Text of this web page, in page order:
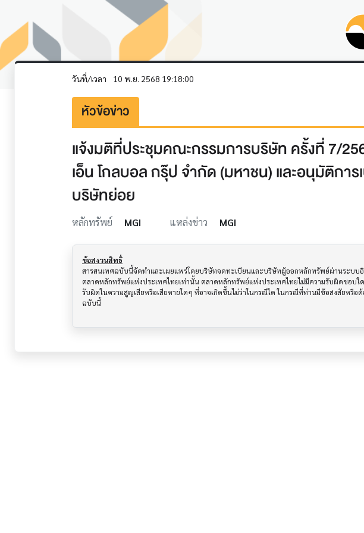
วันที่/เวลา 10 พ.ย. 2568 19:18:00
หัวข้อข่าว
แจ้งมติที่ประชุมคณะกรรมการบริษัท ครั้งที่ 7/
เอ็น โกลบอล กรุ๊ป จำกัด (มหาชน) และอนุมัติกา
บริษัทย่อย
หลักทรัพย์ MGI แหล่งข่าว MGI
ข้อสงวนสิทธิ์
สารสนเทศฉบับนี้จัดทำและเผยแพร่โดยบริษัทจดทะเบียนและบริษัทผู้ออกหลักทรัพย์ผ่านระบบ
ตลาดหลักทรัพย์แห่งประเทศไทยเท่านั้น ตลาดหลักทรัพย์แห่งประเทศไทยไม่มีความรับผิดชอบ
รับผิดในความสูญเสียหรือเสียหายใดๆ ที่อาจเกิดขึ้นไม่ว่าในกรณีใด ในกรณีที่ท่านมีข้อสงสัยหรื
ฉบับนี้